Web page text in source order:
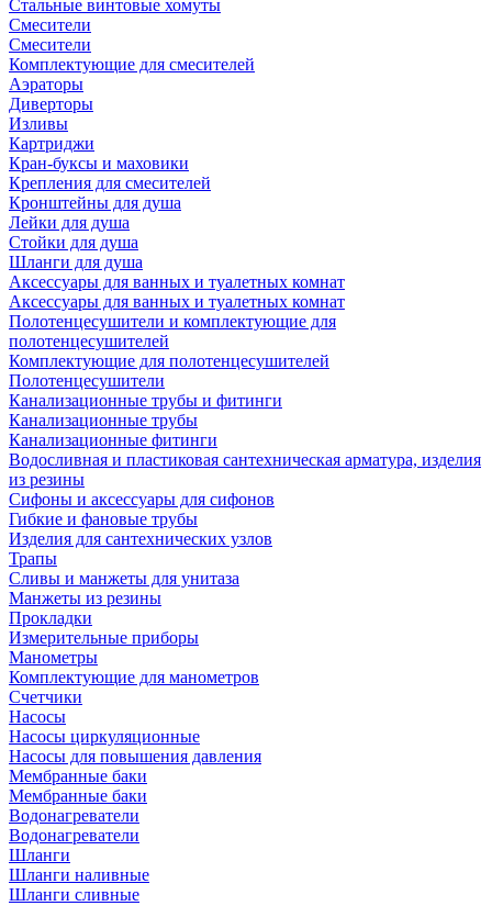
Стальные винтовые хомуты
Смесители
Смесители
Комплектующие для смесителей
Аэраторы
Диверторы
Изливы
Картриджи
Кран-буксы и маховики
Крепления для смесителей
Кронштейны для душа
Лейки для душа
Стойки для душа
Шланги для душа
Аксессуары для ванных и туалетных комнат
Аксессуары для ванных и туалетных комнат
Полотенцесушители и комплектующие для
полотенцесушителей
Комплектующие для полотенцесушителей
Полотенцесушители
Канализационные трубы и фитинги
Канализационные трубы
Канализационные фитинги
Водосливная и пластиковая сантехническая арматура, изделия
из резины
Сифоны и аксессуары для сифонов
Гибкие и фановые трубы
Изделия для сантехнических узлов
Трапы
Сливы и манжеты для унитаза
Манжеты из резины
Прокладки
Измерительные приборы
Манометры
Комплектующие для манометров
Счетчики
Насосы
Насосы циркуляционные
Насосы для повышения давления
Мембранные баки
Мембранные баки
Водонагреватели
Водонагреватели
Шланги
Шланги наливные
Шланги сливные